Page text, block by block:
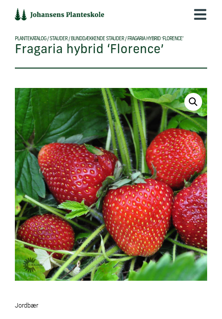
indholdet
PLANTEKATALOG/STAUDER/ BUNDDÆKKENDE STAUDER/ FRAGARIA HYBRID ‘FLORENCE’
Fragaria hybrid ‘Florence’
Jordbær